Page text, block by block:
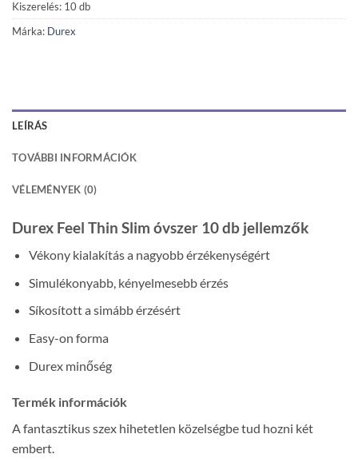
Kiszerelés: 10 db
Márka: Durex
LEÍRÁS
TOVÁBBI INFORMÁCIÓK
VÉLEMÉNYEK (0)
Durex Feel Thin Slim óvszer 10 db jellemzők
Vékony kialakítás a nagyobb érzékenységért
Simulékonyabb, kényelmesebb érzés
Síkosított a simább érzésért
Easy-on forma
Durex minőség
Termék információk
A fantasztikus szex hihetetlen közelségbe tud hozni két
embert.